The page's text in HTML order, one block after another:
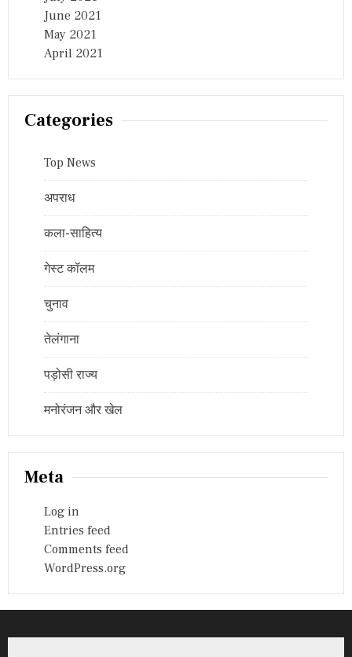
June 2021
May 2021
April 2021
Categories
Top News
अपराध
कला-साहित्य
गेस्ट कॉलम
चुनाव
तेलंगाना
पड़ोसी राज्य
मनोरंजन और खेल
Meta
Log in
Entries feed
Comments feed
WordPress.org